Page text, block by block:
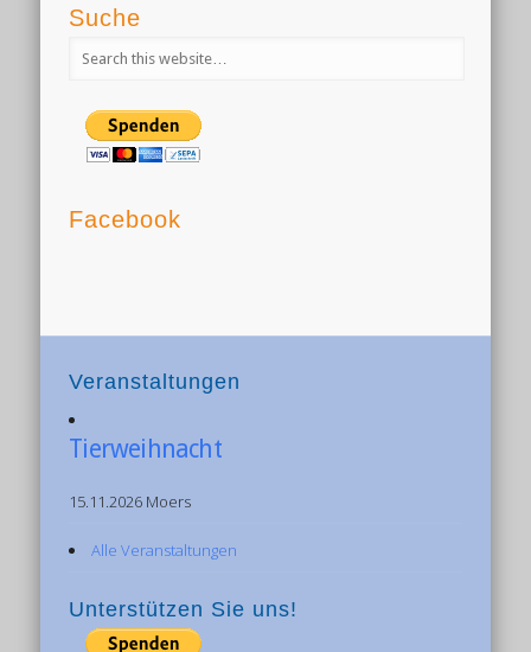
Suche
Facebook
Veranstaltungen
Tierweihnacht
15.11.2026 Moers
Alle Veranstaltungen
Unterstützen Sie uns!